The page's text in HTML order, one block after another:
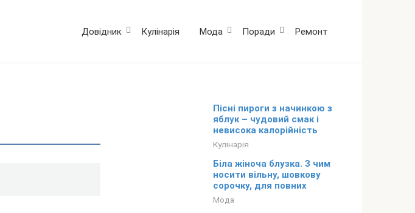
Довідник Кулінарія Мода Поради Ремонт
Пісні пироги з начинкою з
яблук – чудовий смак і
невисока калорійність
Кулінарія
Біла жіноча блузка. З чим
носити вільну, шовкову
сорочку, для повних
Мода